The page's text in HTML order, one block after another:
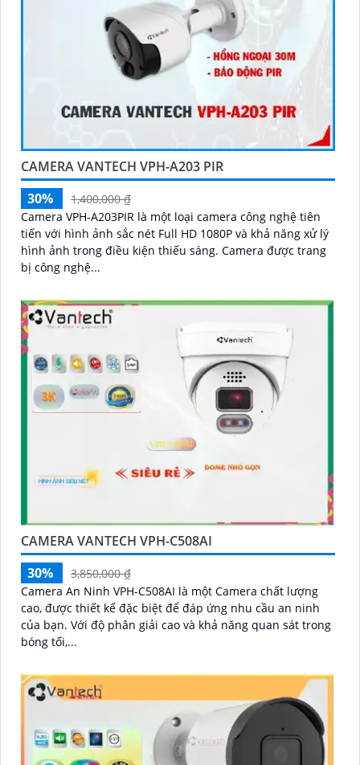
CAMERA VANTECH VPH-A203 PIR
30%
1,400,000 ₫
Camera VPH-A203PIR là một loại camera công nghệ tiên
tiến với hình ảnh sắc nét Full HD 1080P và khả năng xử lý
hình ảnh trong điều kiện thiếu sáng. Camera được trang
bị công nghệ...
CAMERA VANTECH VPH-C508AI
30%
3,850,000 ₫
Camera An Ninh VPH-C508AI là một Camera chất lượng
cao, được thiết kế đặc biệt để đáp ứng nhu cầu an ninh
của bạn. Với độ phân giải cao và khả năng quan sát trong
bóng tối,...